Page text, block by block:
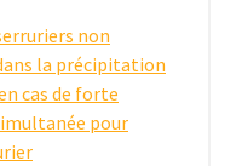
non
la précipitation
cas de forte
pour